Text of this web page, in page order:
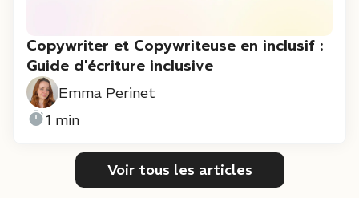
Copywriter et Copywriteuse en inclusif :
Guide d'écriture inclusive
Emma Perinet
1 min
Voir tous les articles